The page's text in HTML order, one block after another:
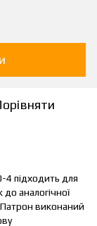
4 підходить для
аналогічної
виконаний